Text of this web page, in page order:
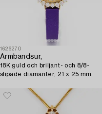
1626270
Armbandsur,
18K guld och briljant- och 8/8-
slipade diamanter, 21 x 25 mm.